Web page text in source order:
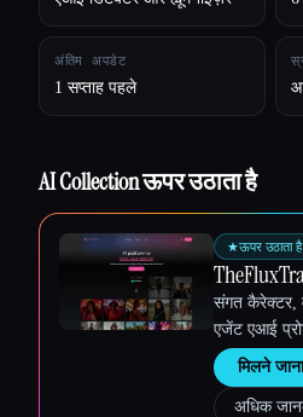
सभी श्रेणियाँ
हमारे बारे में
अंतिम अपडेट
1 सप्ताह पहले
AI Collection ऊपर उठाता है
★ऊपर उठाता है
संगत कैरेक्टर,
एजेंट एआई
मिलने जाना
अधिक